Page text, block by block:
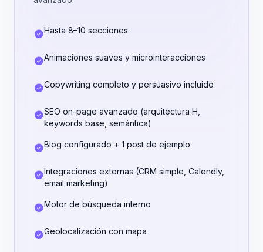
Hasta 8–10 secciones
Animaciones suaves y microinteracciones
Copywriting completo y persuasivo incluido
SEO on-page avanzado (arquitectura H,
keywords base, semántica)
Blog configurado + 1 post de ejemplo
Integraciones externas (CRM simple, Calendly,
email marketing)
Motor de búsqueda interno
Geolocalización con mapa